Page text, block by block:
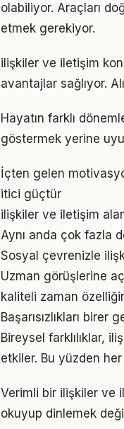
olabiliyor. Araçları
etmek gerekiyor.
ilişkiler ve iletişim
avantajlar sağlıyor.
Hayatın farklı
göstermek yerine
İçten gelen
itici güçtür
ilişkiler ve iletişim
Aynı anda çok fazla
Sosyal çevrenizle
Uzman görüşlerine
kaliteli zaman
Başarısızlıkları birer
Bireysel farklılıklar,
etkiler. Bu yüzden
Verimli bir ilişkiler ve
okuyup dinlemek